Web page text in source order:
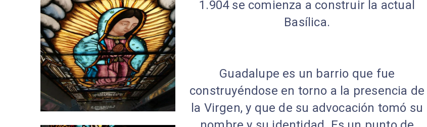
1.904 se comienza a construir la actual
Basílica.
Guadalupe es un barrio que fue
construyéndose en torno a la presencia de
la Virgen, y que de su advocación tomó su